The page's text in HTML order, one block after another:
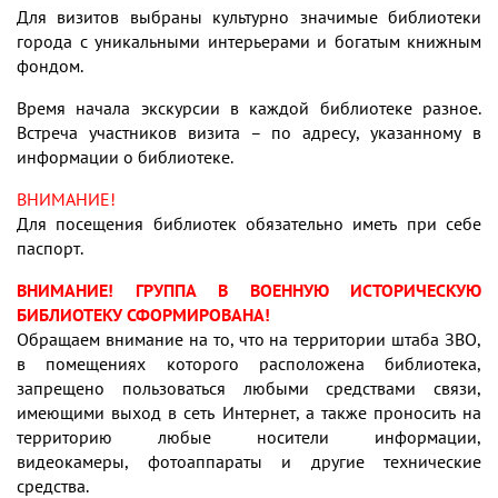
Для визитов выбраны культурно значимые библиотеки
города с уникальными интерьерами и богатым книжным
фондом.
Время начала экскурсии в каждой библиотеке разное.
Встреча участников визита – по адресу, указанному в
информации о библиотеке.
ВНИМАНИЕ!
Для посещения библиотек обязательно иметь при себе
паспорт.
ВНИМАНИЕ! ГРУППА В ВОЕННУЮ ИСТОРИЧЕСКУЮ
БИБЛИОТЕКУ СФОРМИРОВАНА!
Обращаем внимание на то, что на территории штаба ЗВО,
в помещениях которого расположена библиотека,
запрещено пользоваться любыми средствами связи,
имеющими выход в сеть Интернет, а также проносить на
территорию любые носители информации,
видеокамеры, фотоаппараты и другие технические
средства.